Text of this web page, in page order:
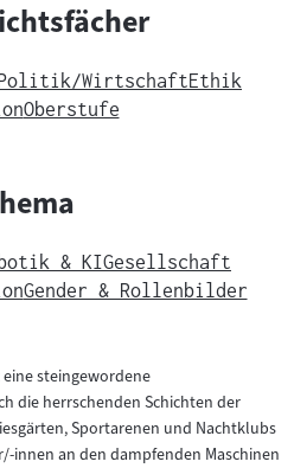
Politik/WirtschaftEthik
Oberstufe
& KIGesellschaft
Gender & Rollenbilder
steingewordene
die herrschenden Schichten der
Sportarenen und Nachtklubs
innen an den dampfenden Maschinen